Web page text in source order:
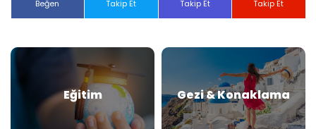
Beğen Takip Et Takip Et Takip Et
Eğitim Gezi & Konaklama